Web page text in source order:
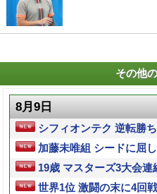
その他
8月9日
シフィオンテク 逆転勝
加藤未唯組 シードに屈
19歳 マスターズ3大会連
世界1位 激闘の末に4回